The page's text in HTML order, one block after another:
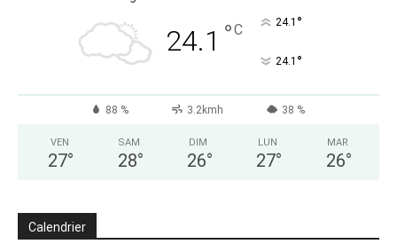
24.1 °C 24.1 °
24.1 °
88 % 3.2kmh 38 %
VEN
27°
SAM
28°
DIM
26°
LUN
27°
MAR
26°
Calendrier